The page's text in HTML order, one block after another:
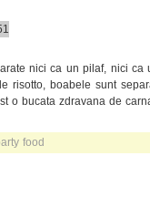
nici ca un pilaf, nici
risotto, boabele sunt
o bucata zdravana de
food